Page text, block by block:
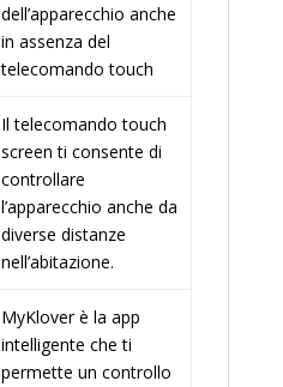
dell’apparecchio anche
in assenza del
telecomando touch
Il telecomando touch
screen ti consente di
controllare
l’apparecchio anche da
diverse distanze
nell’abitazione.
MyKlover è la app
intelligente che ti
permette un controllo